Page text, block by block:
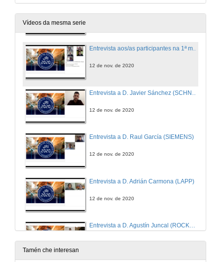
Vídeos da mesma serie
Entrevista a D. Marc Burrut (B&R)
Entrevista aos/as participantes na 1ª mesa redonda "Automatización e Robótica na Industria 4.0"
12 de nov. de 2020
12 de nov. de 2020
Entrevista a D. Raul García (SIEMENS)
12 de nov. de 2020
Entrevista a D. Adrián Carmona (LAPP)
12 de nov. de 2020
Entrevista a D. Agustín Juncal (ROCKWELL AUTOMATION)
12 de nov. de 2020
Tamén che interesan